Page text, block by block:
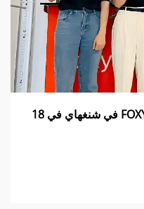
زيارة عملاء من تايوان إلى FOXYEGN في شنغهاي في 18